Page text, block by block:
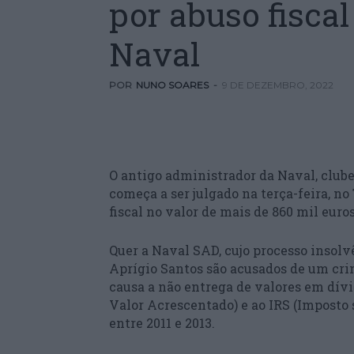
por abuso
Naval
POR NUNO SOARES - 9 DE DEZEMBRO, 2022
O antigo administrador da Naval,
começa a ser julgado na terça-feira,
fiscal no valor de mais de 860 mil
Quer a Naval SAD, cujo processo
Aprígio Santos são acusados de um
causa a não entrega de valores em
Valor Acrescentado) e ao IRS
entre 2011 e 2013.